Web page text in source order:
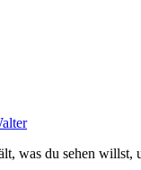
was du sehen willst,